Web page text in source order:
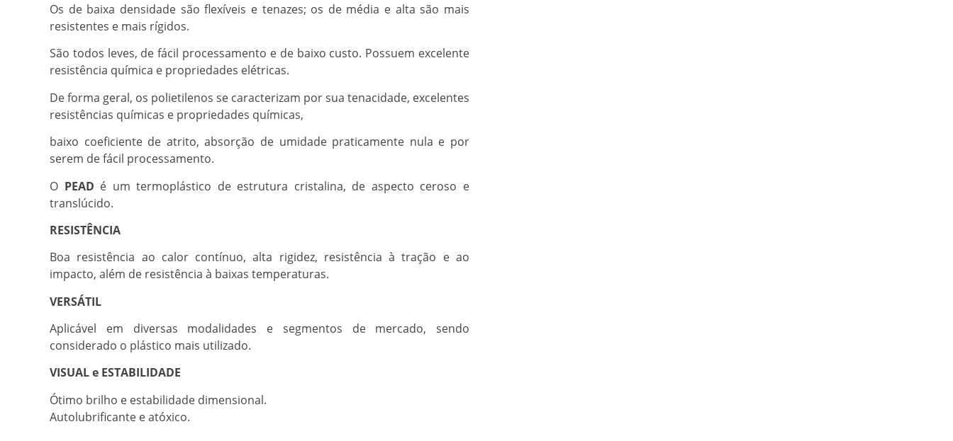
Os de baixa densidade são flexíveis e tenazes; os de média e alta são mais
resistentes e mais rígidos.
São todos leves, de fácil processamento e de baixo custo. Possuem excelente
resistência química e propriedades elétricas.
De forma geral, os polietilenos se caracterizam por sua tenacidade, excelentes
resistências químicas e propriedades químicas,
baixo coeficiente de atrito, absorção de umidade praticamente nula e por
serem de fácil processamento.
O PEAD é um termoplástico de estrutura cristalina, de aspecto ceroso e
translúcido.
RESISTÊNCIA
Boa resistência ao calor contínuo, alta rigidez, resistência à tração e ao
impacto, além de resistência à baixas temperaturas.
VERSÁTIL
Aplicável em diversas modalidades e segmentos de mercado, sendo
considerado o plástico mais utilizado.
VISUAL e ESTABILIDADE
Ótimo brilho e estabilidade dimensional.
Autolubrificante e atóxico.